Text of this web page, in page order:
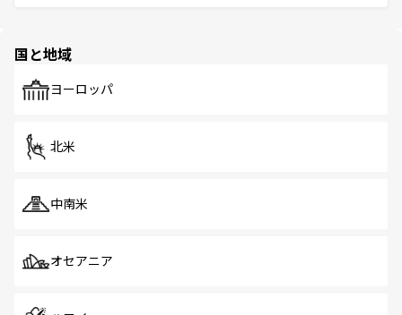
で、ホーカーズは地元の風情を楽しめる外せないスポット
国と地域
ヨーロッパ
北米
中南米
オセアニア